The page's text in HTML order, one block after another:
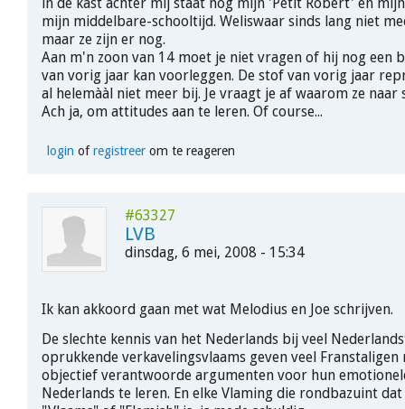
in de kast achter mij staat nog mijn 'Petit Robert' en
mijn middelbare-schooltijd. Weliswaar sinds lang niet
maar ze zijn er nog.
Aan m'n zoon van 14 moet je niet vragen of hij nog een
van vorig jaar kan voorleggen. De stof van vorig jaar
al helemààl niet meer bij. Je vraagt je af waarom ze naar
Ach ja, om attitudes aan te leren. Of course...
login ofregistreerom te reageren
#63327
LVB
dinsdag, 6 mei, 2008 - 15:34
Ik kan akkoord gaan met wat Melodius en Joe schrijven.
De slechte kennis van het Nederlands bij veel
oprukkende verkavelingsvlaams geven veel Franstaligen
objectief verantwoorde argumenten voor hun
Nederlands te leren. En elke Vlaming die rondbazuint